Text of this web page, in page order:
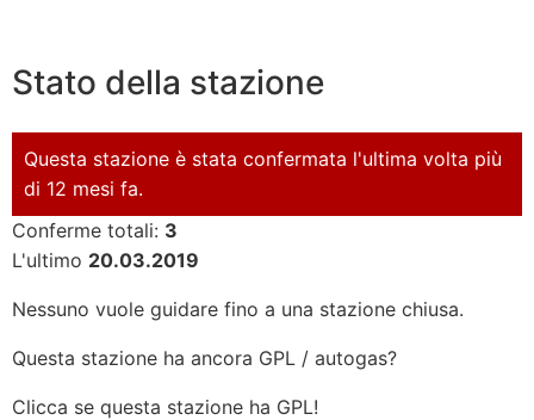
Stato della stazione
Questa stazione è stata confermata l'ultima volta più
di 12 mesi fa.
Conferme totali: 3
L'ultimo 20.03.2019
Nessuno vuole guidare fino a una stazione chiusa.
Questa stazione ha ancora GPL / autogas?
Clicca se questa stazione ha GPL!